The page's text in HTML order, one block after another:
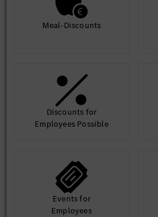
Meal-Discounts
Discounts for
Employees Possible
Events for
Employees